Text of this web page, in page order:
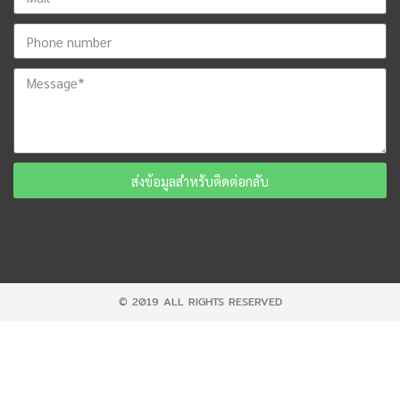
ส่งข้อมูลสำหรับติดต่อกลับ
© 2019 ALL RIGHTS RESERVED​